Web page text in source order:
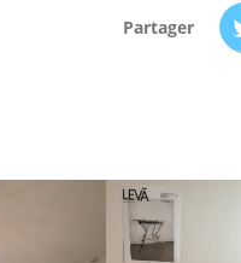
Partager